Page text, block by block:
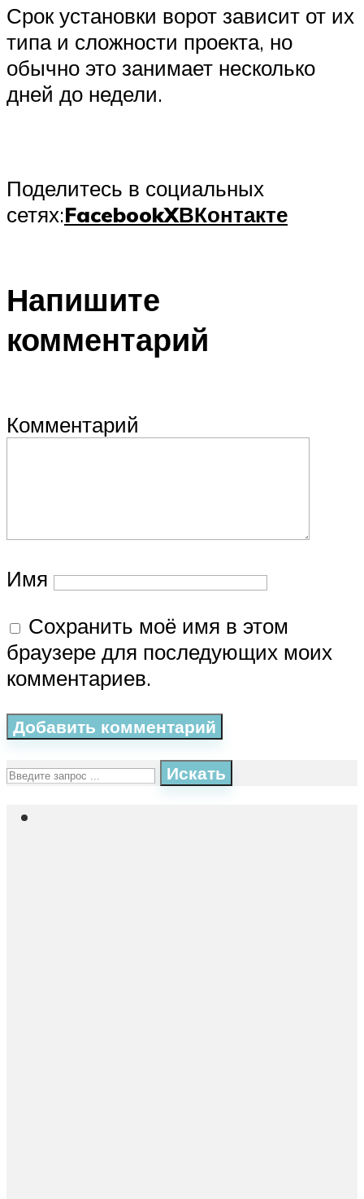
Срок установки ворот зависит от их
типа и сложности проекта, но
обычно это занимает несколько
дней до недели.
Поделитесь в социальных
сетях:FacebookXВКонтакте
Напишите
комментарий
Комментарий
Имя
Сохранить моё имя в этом
браузере для последующих моих
комментариев.
Искать